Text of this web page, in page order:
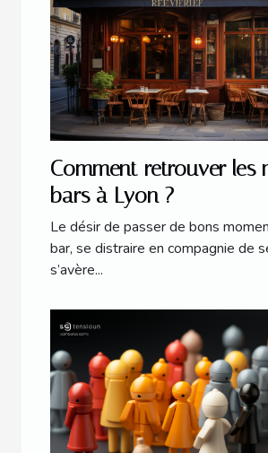
Comment retrouver les
bars à Lyon ?
Le désir de passer de bons
bar, se distraire en compagnie de
s’avère...